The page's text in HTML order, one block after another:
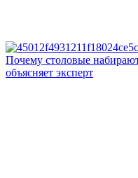
Почему столовые
объясняет эксперт